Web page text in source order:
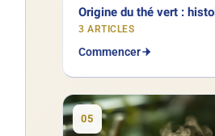
Origine du thé vert :
3 ARTICLES
Commencer
05